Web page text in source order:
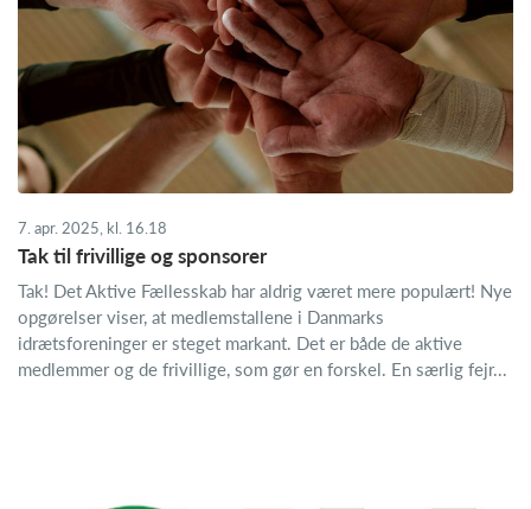
7. apr. 2025, kl. 16.18
Tak til frivillige og sponsorer
Tak! Det Aktive Fællesskab har aldrig været mere populært! Nye
opgørelser viser, at medlemstallene i Danmarks
idrætsforeninger er steget markant. Det er både de aktive
medlemmer og de frivillige, som gør en forskel. En særlig fejr...